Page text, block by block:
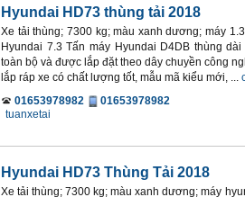
Hyundai HD73 thùng tải 2018
Xe tải thùng; 7300 kg; màu xanh dương; máy
Hyundai 7.3 Tấn máy Hyundai D4DB thùng
toàn bộ và được lắp đặt theo dây chuyền công
lắp ráp xe có chất lượng tốt, mẫu mã kiểu mới, ...
01653978982
01653978982
tuanxetai
Hyundai HD73 Thùng Tải 2018
Xe tải thùng; 7300 kg; màu xanh dương; máy